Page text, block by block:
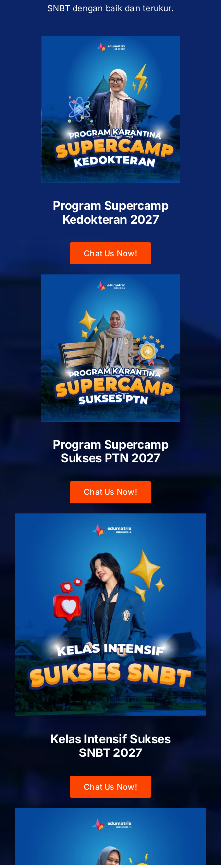
SNBT dengan baik dan terukur.
Program Supercamp
Kedokteran 2027
Chat Us Now!
Program Supercamp
Sukses PTN 2027
Chat Us Now!
Kelas Intensif Sukses
SNBT 2027
Chat Us Now!